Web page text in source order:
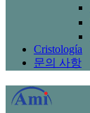
Cristología
문의 사항